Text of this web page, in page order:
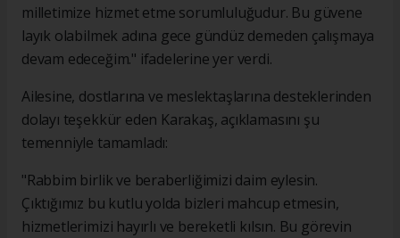
milletimize hizmet etme sorumluluğudur. Bu güvene
layık olabilmek adına gece gündüz demeden çalışmaya
devam edeceğim." ifadelerine yer verdi.
Ailesine, dostlarına ve meslektaşlarına desteklerinden
dolayı teşekkür eden Karakaş, açıklamasını şu
temenniyle tamamladı:
"Rabbim birlik ve beraberliğimizi daim eylesin.
Çıktığımız bu kutlu yolda bizleri mahcup etmesin,
hizmetlerimizi hayırlı ve bereketli kılsın. Bu görevin